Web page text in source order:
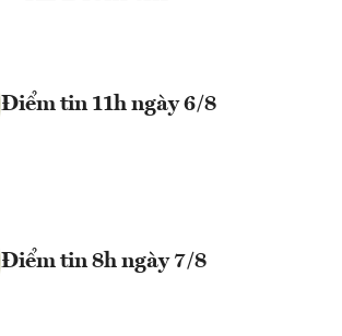
Điểm tin 11h ngày 6/8
Điểm tin 8h ngày 7/8